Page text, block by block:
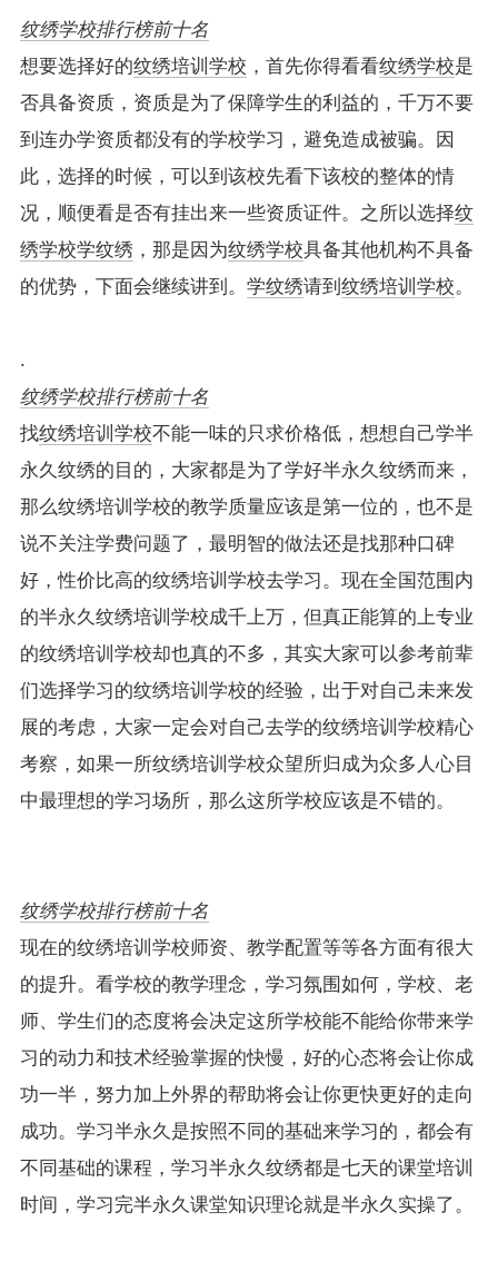
纹绣学校排行榜前十名
想要选择好的纹绣培训学校 ，首先你得看看纹绣学校是
否具备资质，资质是为了保障学生的利益的，千万不要
到连办学资质都没有的学校学习，避免造成被骗。因
此，选择的时候，可以到该校先看下该校的整体的情
况，顺便看是否有挂出来一些资质证件。之所以选择纹
绣学校学纹绣，那是因为纹绣学校具备其他机构不具备
的优势，下面会继续讲到。 学纹绣请到 纹绣培训学校。
.
纹绣学校排行榜前十名
找纹绣培训学校不能一味的只求价格低，想想自己学半
永久纹绣的目的，大家都是为了学好半永久纹绣而来，
那么纹绣培训学校的教学质量应该是第一位的，也不是
说不关注学费问题了，最明智的做法还是找那种口碑
好，性价比高的纹绣培训学校去学习。现在全国范围内
的半永久纹绣培训学校成千上万，但真正能算的上专业
的纹绣培训学校却也真的不多，其实大家可以参考前辈
们选择学习的纹绣培训学校的经验，出于对自己未来发
展的考虑，大家一定会对自己去学的纹绣培训学校精心
考察，如果一所纹绣培训学校众望所归成为众多人心目
中最理想的学习场所，那么这所学校应该是不错的。
纹绣学校排行榜前十名
现在的纹绣培训学校师资、教学配置等等各方面有很大
的提升。看学校的教学理念，学习氛围如何，学校、老
师、学生们的态度将会决定这所学校能不能给你带来学
习的动力和技术经验掌握的快慢，好的心态将会让你成
功一半，努力加上外界的帮助将会让你更快更好的走向
成功。学习半永久是按照不同的基础来学习的，都会有
不同基础的课程，学习半永久纹绣都是七天的课堂培训
时间，学习完半永久课堂知识理论就是半永久实操了。